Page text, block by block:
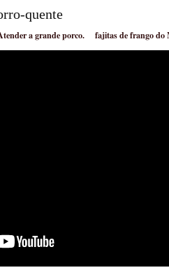
quente
a grande porco. fajitas de frango do